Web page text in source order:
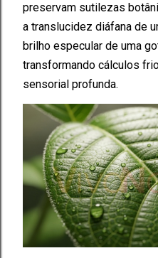
preservam sutilezas
a translucidez diáfana de
brilho especular de uma
transformando cálculos
sensorial profunda.